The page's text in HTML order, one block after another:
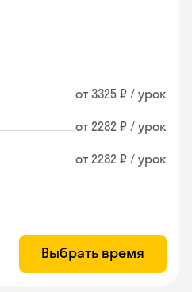
от 3325 ₽ / урок
от 2282 ₽ / урок
от 2282 ₽ / урок
Выбрать время